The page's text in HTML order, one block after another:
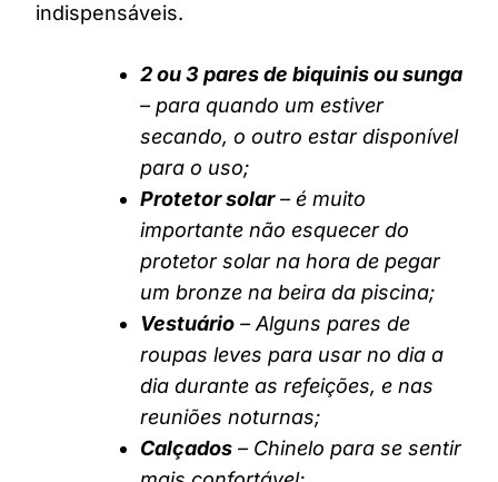
indispensáveis.
2 ou 3 pares de biquinis ou sunga
– para quando um estiver
secando, o outro estar disponível
para o uso;
Protetor solar– é muito
importante não esquecer do
protetor solar na hora de pegar
um bronze na beira da piscina;
Vestuário – Alguns pares de
roupas leves para usar no dia a
dia durante as refeições, e nas
reuniões noturnas;
Calçados – Chinelo para se sentir